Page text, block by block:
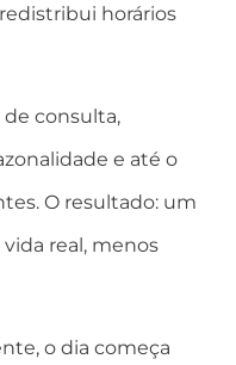
horários
consulta,
e até o
O resultado: um
real, menos
o dia começa